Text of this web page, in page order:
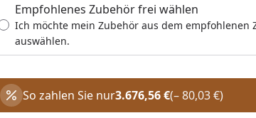
Empfohlenes Zubehör frei wählen
Ich möchte mein Zubehör aus dem empfohlenen
auswählen.
So zahlen Sie nur3.676,56 €(– 80,03 €)